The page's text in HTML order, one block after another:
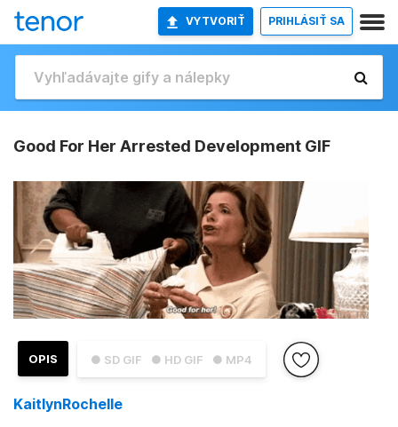
VYTVORIŤ PRIHLÁSIŤ SA
Good For Her Arrested Development GIF
● SD GIF ● HD GIF ● MP4
OPIS
KaitlynRochelle